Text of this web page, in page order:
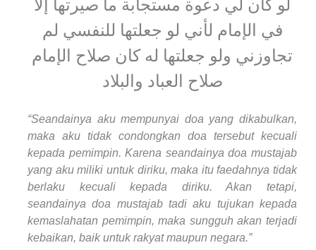
لو كان لي دعوة مستجابة ما صيرتها إلا
في الإمام لأني لو جعلتها للنفسي لم
تجاوزني ولو جعلتها له كان صلاح الإمام
صلاح العباد والبلاد
“Seandainya aku mempunyai doa yang dikabulkan,
maka aku tidak condongkan doa tersebut kecuali
kepada pemimpin. Karena seandainya doa mustajab
yang aku miliki untuk diriku, maka itu faedahnya tidak
berlaku kecuali kepada diriku. Akan tetapi,
seandainya doa mustajab tadi aku tujukan kepada
kemaslahatan pemimpin, maka sungguh akan terjadi
kebaikan, baik untuk rakyat maupun negara.”